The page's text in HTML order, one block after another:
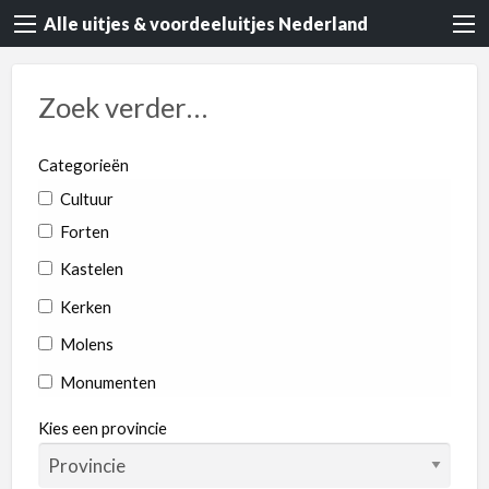
Alle uitjes & voordeeluitjes Nederland
Zoek verder…
Categorieën
Cultuur
Forten
Kastelen
Kerken
Molens
Monumenten
Rondvaart
Dieren & Natuur
Kies een provincie